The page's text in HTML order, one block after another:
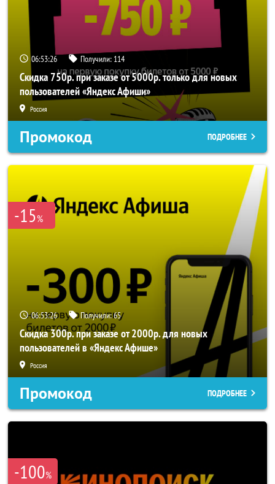
06:53:26 Получили: 114
Скидка 750р. при заказе от 5000р. только для новых
пользователей «Яндекс Афиши»
Россия
Промокод ПОДРОБНЕЕ
-15%
06:53:26 Получили:65
Скидка 300р. при заказе от 2000р. для новых
пользователей в «Яндекс Афише»
Россия
Промокод ПОДРОБНЕЕ
-100%